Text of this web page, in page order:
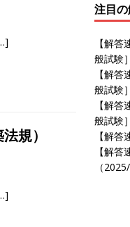
規）
注目
【解
般試験
【解
般試験
【解
般試験
【解
【解
（